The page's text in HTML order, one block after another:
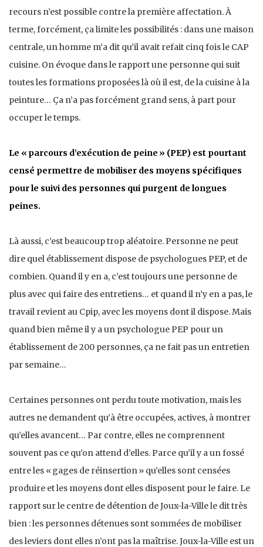
recours n’est possible contre la première affectation. À
terme, forcément, ça limite les possibilités : dans une maison
centrale, un homme m’a dit qu’il avait refait cinq fois le CAP
cuisine. On évoque dans le rapport une personne qui suit
toutes les formations proposées là où il est, de la cuisine à la
peinture… Ça n’a pas forcément grand sens, à part pour
occuper le temps.
Le « parcours d’exécution de peine » (PEP) est pourtant
censé permettre de mobiliser des moyens spécifiques
pour le suivi des personnes qui purgent de longues
peines.
Là aussi, c’est beaucoup trop aléatoire. Personne ne peut
dire quel établissement dispose de psychologues PEP, et de
combien. Quand il y en a, c’est toujours une personne de
plus avec qui faire des entretiens… et quand il n’y en a pas, le
travail revient au Cpip, avec les moyens dont il dispose. Mais
quand bien même il y a un psychologue PEP pour un
établissement de 200 personnes, ça ne fait pas un entretien
par semaine…
Certaines personnes ont perdu toute motivation, mais les
autres ne demandent qu’à être occupées, actives, à montrer
qu’elles avancent… Par contre, elles ne comprennent
souvent pas ce qu’on attend d’elles. Parce qu’il y a un fossé
entre les « gages de réinsertion » qu’elles sont censées
produire et les moyens dont elles disposent pour le faire. Le
rapport sur le centre de détention de Joux-la-Ville le dit très
bien : les personnes détenues sont sommées de mobiliser
des leviers dont elles n’ont pas la maîtrise. Joux-la-Ville est un